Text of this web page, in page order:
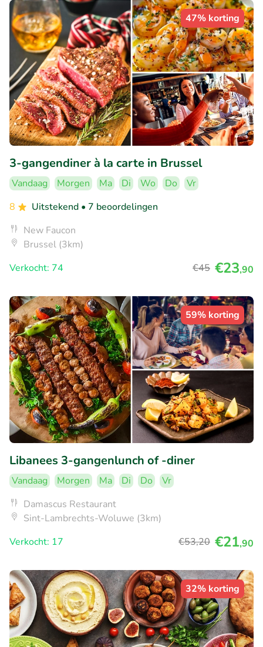
47% korting
3-gangendiner à la carte in Brussel
Vandaag Morgen Ma Di Wo Do
Vr
8
Uitstekend • 7 beoordelingen
New Faucon
Brussel (3km)
Verkocht: 74
€45 €23,90
59% korting
Libanees 3-gangenlunch of -diner
Vandaag Morgen Ma Di Do
Vr
Damascus Restaurant
Sint-Lambrechts-Woluwe (3km)
Verkocht: 17
€53,20 €21,90
32% korting